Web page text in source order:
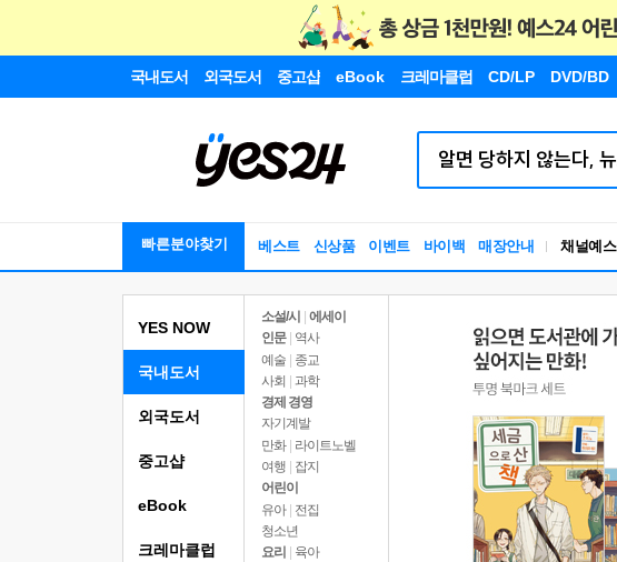
국내도서 외국도서 중고샵 eBook 크레마클럽 CD/LP DVD/BD
빠른분야찾기 베스트 신상품 이벤트 바이백 매장안내 채널예스
YES NOW
국내도서
소설/시
에세이
인문
역사
예술 | 종교
사회 | 과학
경제 경영
자기계발
만화 | 라이트노벨
여행
잡지
어린이
유아 | 전집
청소년
요리
육아
외국도서
중고샵
eBook
크레마클럽